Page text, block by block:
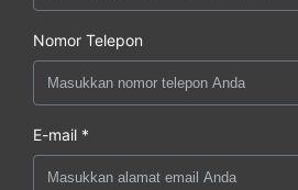
Nomor Telepon
E-mail *